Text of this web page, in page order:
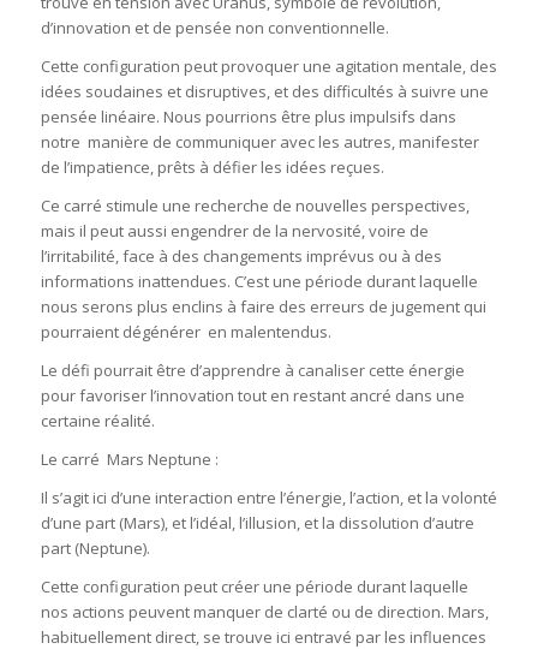
d’innovation et de pensée non conventionnelle.
Cette configuration peut provoquer une agitation mentale, des
idées soudaines et disruptives, et des difficultés à suivre une
pensée linéaire. Nous pourrions être plus impulsifs dans
notre manière de communiquer avec les autres, manifester
de l’impatience, prêts à défier les idées reçues.
Ce carré stimule une recherche de nouvelles perspectives,
mais il peut aussi engendrer de la nervosité, voire de
l’irritabilité, face à des changements imprévus ou à des
informations inattendues. C’est une période durant laquelle
nous serons plus enclins à faire des erreurs de jugement qui
pourraient dégénérer en malentendus.
Le défi pourrait être d’apprendre à canaliser cette énergie
pour favoriser l’innovation tout en restant ancré dans une
certaine réalité.
Le carré Mars Neptune :
Il s’agit ici d’une interaction entre l’énergie, l’action, et la volonté
d’une part (Mars), et l’idéal, l’illusion, et la dissolution d’autre
part (Neptune).
Cette configuration peut créer une période durant laquelle
nos actions peuvent manquer de clarté ou de direction. Mars,
habituellement direct, se trouve ici entravé par les influences